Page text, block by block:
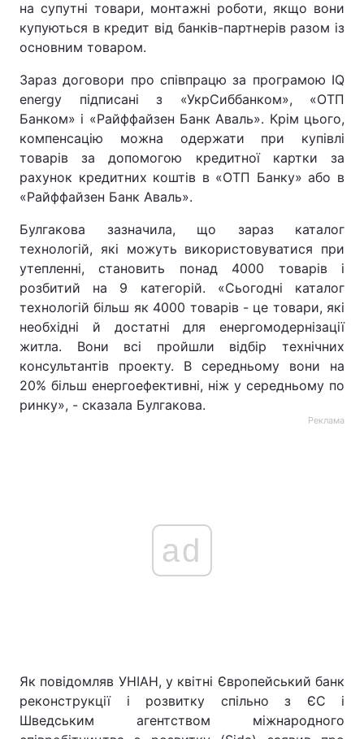
на супутні товари, монтажні роботи, якщо вони
купуються в кредит від банків-партнерів разом із
основним товаром.
Зараз договори про співпрацю за програмою IQ
energy підписані з «УкрСиббанком», «ОТП
Банком» і «Райффайзен Банк Аваль». Крім цього,
компенсацію можна одержати при купівлі
товарів за допомогою кредитної картки за
рахунок кредитних коштів в «ОТП Банку» або в
«Райффайзен Банк Аваль».
Булгакова зазначила, що зараз каталог
технологій, які можуть використовуватися при
утепленні, становить понад 4000 товарів і
розбитий на 9 категорій. «Сьогодні каталог
технологій більш як 4000 товарів - це товари, які
необхідні й достатні для енергомодернізації
житла. Вони всі пройшли відбір технічних
консультантів проекту. В середньому вони на
20% більш енергоефективні, ніж у середньому по
ринку», - сказала Булгакова.
Реклама
ad
Як повідомляв УНІАН, у квітні Європейський банк
реконструкції і розвитку спільно з ЄС і
Шведським агентством міжнародного